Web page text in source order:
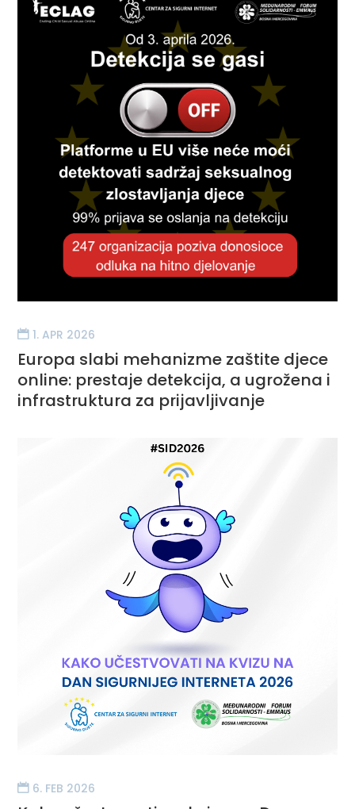
1. APR 2026
Europa slabi mehanizme zaštite djece
online: prestaje detekcija, a ugrožena i
infrastruktura za prijavljivanje
6. FEB 2026